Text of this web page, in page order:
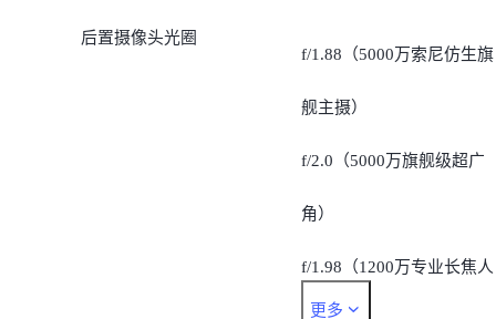
后置摄像头光圈
f/1.88（5000万索尼仿生旗
舰主摄）
f/2.0（5000万旗舰级超广
角）
f/1.98（1200万专业长焦人
更多